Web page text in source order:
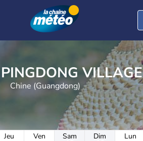
METEO PINGDONG VILLAGE
Chine (Guangdong)
Jeu
Ven
Sam
Dim
Lun